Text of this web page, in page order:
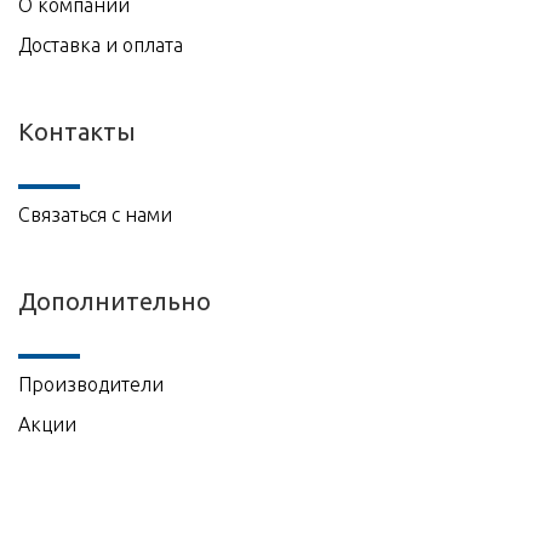
О компании
Доставка и оплата
Контакты
Связаться с нами
Дополнительно
Производители
Акции